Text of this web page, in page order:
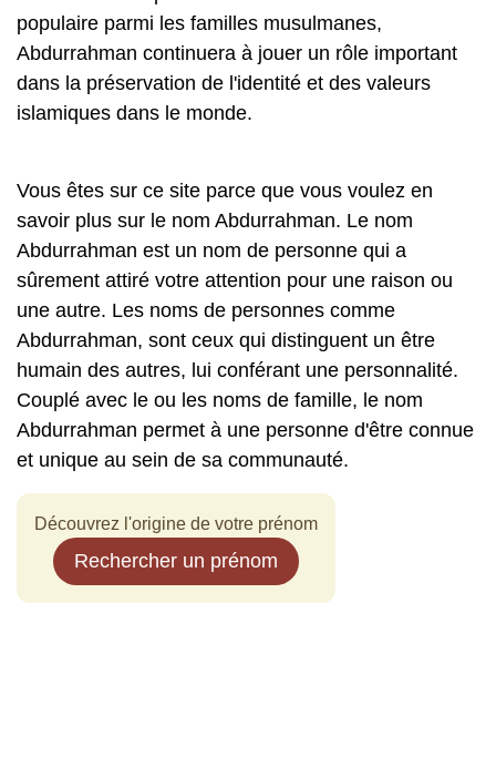
populaire parmi les familles musulmanes,
Abdurrahman continuera à jouer un rôle important
dans la préservation de l'identité et des valeurs
islamiques dans le monde.
Vous êtes sur ce site parce que vous voulez en
savoir plus sur le nom Abdurrahman. Le nom
Abdurrahman est un nom de personne qui a
sûrement attiré votre attention pour une raison ou
une autre. Les noms de personnes comme
Abdurrahman, sont ceux qui distinguent un être
humain des autres, lui conférant une personnalité.
Couplé avec le ou les noms de famille, le nom
Abdurrahman permet à une personne d'être connue
et unique au sein de sa communauté.
Découvrez l'origine de votre prénom
Rechercher un prénom